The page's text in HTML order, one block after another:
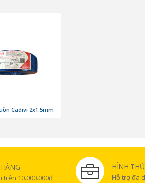
Cadivi 2x1.5mm
trên 10.000.000đ
HÌNH
Hỗ trợ đa